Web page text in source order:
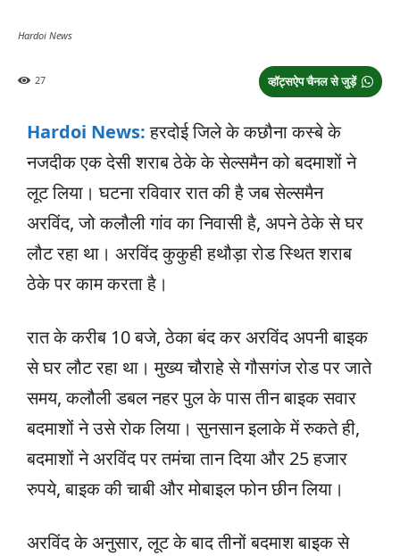
Hardoi News
व्हॉट्सऐप चैनल से जुड़ें
27
Hardoi News:हरदोई जिले के कछौना कस्बे के
नजदीक एक देसी शराब ठेके के सेल्समैन को बदमाशों ने
लूट लिया। घटना रविवार रात की है जब सेल्समैन
अरविंद, जो कलौली गांव का निवासी है, अपने ठेके से घर
लौट रहा था। अरविंद कुकुही हथौड़ा रोड स्थित शराब
ठेके पर काम करता है।
रात के करीब 10 बजे, ठेका बंद कर अरविंद अपनी बाइक
से घर लौट रहा था। मुख्य चौराहे से गौसगंज रोड पर जाते
समय, कलौली डबल नहर पुल के पास तीन बाइक सवार
बदमाशों ने उसे रोक लिया। सुनसान इलाके में रुकते ही,
बदमाशों ने अरविंद पर तमंचा तान दिया और 25 हजार
रुपये, बाइक की चाबी और मोबाइल फोन छीन लिया।
अरविंद के अनुसार, लूट के बाद तीनों बदमाश बाइक से